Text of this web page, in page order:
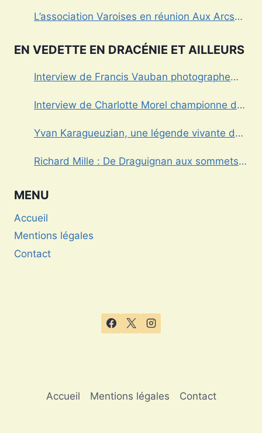
L’association Varoises en réunion Aux Arcs
EN VEDETTE EN DRACÉNIE ET AILLEURS
Interview de Francis Vauban photographe
Interview de Charlotte Morel championne de
Yvan Karagueuzian, une légende vivante de
Richard Mille : De Draguignan aux sommets
MENU
Accueil
Mentions légales
Contact
Accueil Mentions légales Contact